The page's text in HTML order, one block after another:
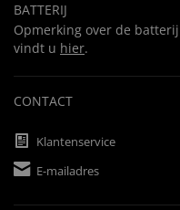
BATTERIJ
Opmerking over de batterij
vindt u hier.
CONTACT
Klantenservice
E-mailadres